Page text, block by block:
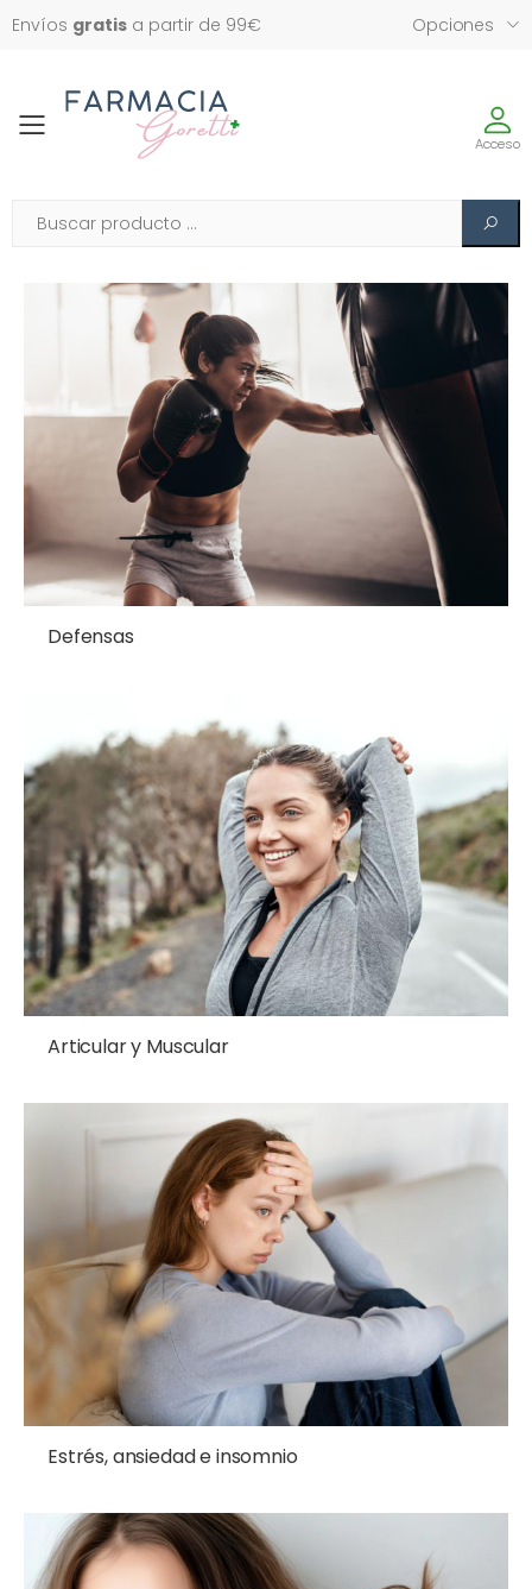
Envíos gratis a partir de 99€ Opciones
Toggle Acceso
Defensas
Articular y Muscular
Estrés, ansiedad e insomnio